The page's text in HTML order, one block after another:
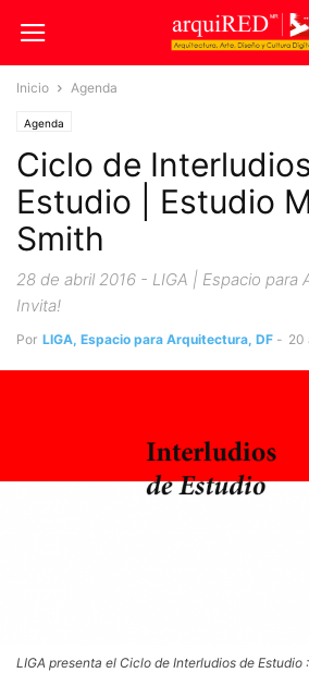
Inicio Agenda
Agenda
Ciclo de
Estudio | Estudio
Smith
28 de abril 2016 - LIGA | Espacio para
Invita!
Por LIGA, Espacio para Arquitectura, DF - 20
LIGA presenta el Ciclo de Interludios de Estudio